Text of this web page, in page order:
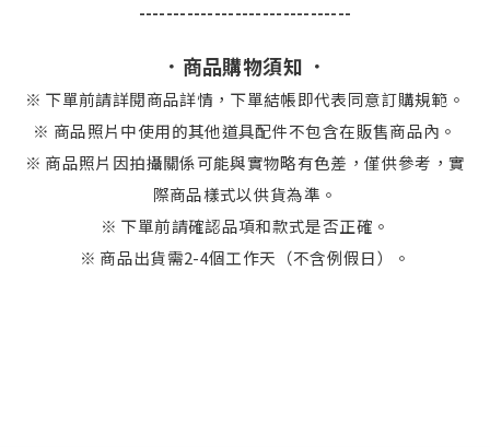
-------------------------------
．商品購物須知 ．
※ 下單前請詳閱商品詳情，下單結帳即代表同意訂購規範。
※ 商品照片中使用的其他道具配件不包含在販售商品內。
※ 商品照片因拍攝關係可能與實物略有色差，僅供參考，實
際商品樣式以供貨為準。
※ 下單前請確認品項和款式是否正確。
※ 商品出貨需2-4個工作天（不含例假日）。